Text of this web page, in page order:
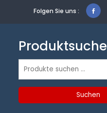
Folgen Sie uns :
Produktsuche
Suchen
Suchen